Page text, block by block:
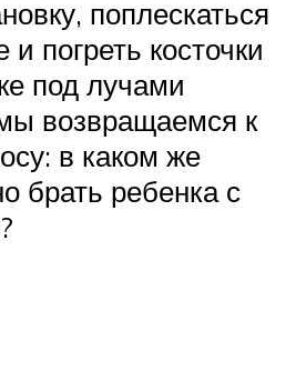
поплескаться
погреть косточки
под лучами
возвращаемся к
в каком же
брать ребенка с